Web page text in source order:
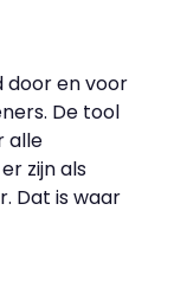
door en voor
De tool
alle
zijn als
Dat is waar